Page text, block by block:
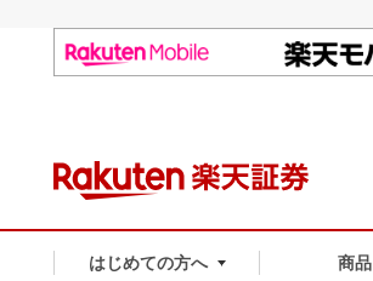
はじめての方へ 商品